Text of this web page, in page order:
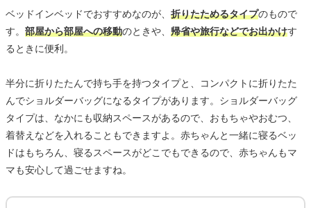
ベッドインベッドでおすすめなのが、 折りたためるタイプのもので
す。 部屋から部屋への移動のときや、 帰省や旅行などでお出かけす
るときに便利。
半分に折りたたんで持ち手を持つタイプと、コンパクトに折りたた
んでショルダーバッグになるタイプがあります。ショルダーバッグ
タイプは、なかにも収納スペースがあるので、おもちゃやおむつ、
着替えなどを入れることもできますよ。赤ちゃんと一緒に寝るベッ
ドはもちろん、寝るスペースがどこでもできるので、赤ちゃんもマ
マも安心して過ごせますね。